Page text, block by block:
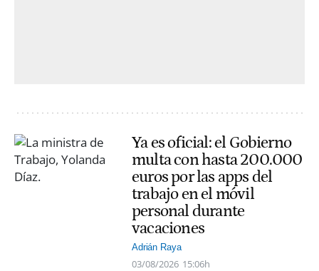
Ya es oficial: el Gobierno
multa con hasta 200.000
euros por las apps del
trabajo en el móvil
personal durante
vacaciones
Adrián Raya
03/08/2026 15:06h